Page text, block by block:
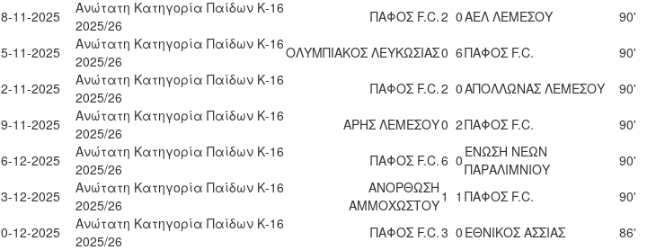
11-2025
Ανώτατη Κατηγορία Παίδων Κ-16
2025/26
ΠΑΦΟΣ F.C.2 0ΑΕΛ ΛΕΜΕΣΟΥ
90'
11-2025
Ανώτατη Κατηγορία Παίδων Κ-16
2025/26
ΟΛΥΜΠΙΑΚΟΣ ΛΕΥΚΩΣΙΑΣ0 6ΠΑΦΟΣ F.C.
90'
11-2025
Ανώτατη Κατηγορία Παίδων Κ-16
2025/26
ΠΑΦΟΣ F.C.2 0ΑΠΟΛΛΩΝΑΣ ΛΕΜΕΣΟΥ
90'
11-2025
Ανώτατη Κατηγορία Παίδων Κ-16
2025/26
ΑΡΗΣ ΛΕΜΕΣΟΥ0 2ΠΑΦΟΣ F.C.
90'
12-2025
Ανώτατη Κατηγορία Παίδων Κ-16
2025/26
ΠΑΦΟΣ F.C.6 0 ΕΝΩΣΗ ΝΕΩΝ
ΠΑΡΑΛΙΜΝΙΟΥ
90'
12-2025
Ανώτατη Κατηγορία Παίδων Κ-16
2025/26
ΑΝΟΡΘΩΣΗ
ΑΜΜΟΧΩΣΤΟΥ1 1 ΠΑΦΟΣ F.C. 90'
12-2025
Ανώτατη Κατηγορία Παίδων Κ-16
2025/26
ΠΑΦΟΣ F.C.3 0 ΕΘΝΙΚΟΣ ΑΣΣΙΑΣ 86'